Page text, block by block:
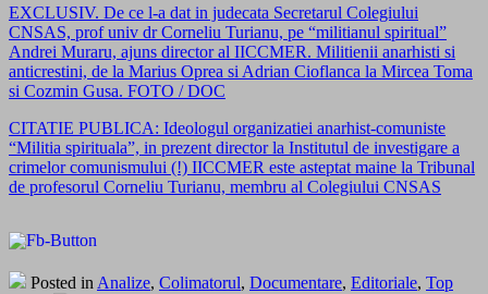
EXCLUSIV. De ce l-a dat in judecata Secretarul Colegiului
CNSAS, prof univ dr Corneliu Turianu, pe “militianul spiritual”
Andrei Muraru, ajuns director al IICCMER. Militienii anarhisti si
anticrestini, de la Marius Oprea si Adrian Cioflanca la Mircea Toma
si Cozmin Gusa. FOTO / DOC
CITATIE PUBLICA: Ideologul organizatiei anarhist-comuniste
“Militia spirituala”, in prezent director la Institutul de investigare a
crimelor comunismului (!) IICCMER este asteptat maine la Tribunal
de profesorul Corneliu Turianu, membru al Colegiului CNSAS
Posted in Analize, Colimatorul, Documentare, Editoriale, Top